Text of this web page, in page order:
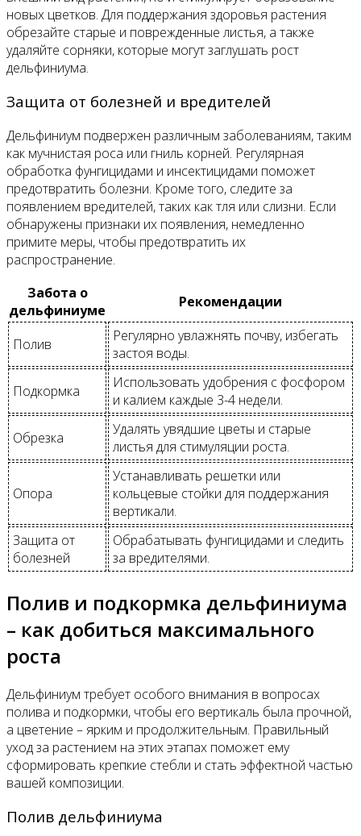
новых цветков. Для поддержания здоровья растения
обрезайте старые и поврежденные листья, а также
удаляйте сорняки, которые могут заглушать рост
дельфиниума.
Защита от болезней и вредителей
Дельфиниум подвержен различным заболеваниям, таким
как мучнистая роса или гниль корней. Регулярная
обработка фунгицидами и инсектицидами поможет
предотвратить болезни. Кроме того, следите за
появлением вредителей, таких как тля или слизни. Если
обнаружены признаки их появления, немедленно
примите меры, чтобы предотвратить их
распространение.
Забота о
дельфиниуме
Рекомендации
Полив
Регулярно увлажнять почву, избегать
застоя воды.
Подкормка
Использовать удобрения с фосфором
и калием каждые 3-4 недели.
Обрезка
Удалять увядшие цветы и старые
листья для стимуляции роста.
Опора
Устанавливать решетки или
кольцевые стойки для поддержания
вертикали.
Защита от
болезней
Обрабатывать фунгицидами и следить
за вредителями.
Полив и подкормка дельфиниума
– как добиться максимального
роста
Дельфиниум требует особого внимания в вопросах
полива и подкормки, чтобы его вертикаль была прочной,
а цветение – ярким и продолжительным. Правильный
уход за растением на этих этапах поможет ему
сформировать крепкие стебли и стать эффектной частью
вашей композиции.
Полив дельфиниума